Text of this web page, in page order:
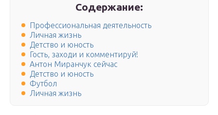
Содержание:
Профессиональная деятельность
Личная жизнь
Детство и юность
Гость, заходи и комментируй!
Антон Миранчук сейчас
Детство и юность
Футбол
Личная жизнь